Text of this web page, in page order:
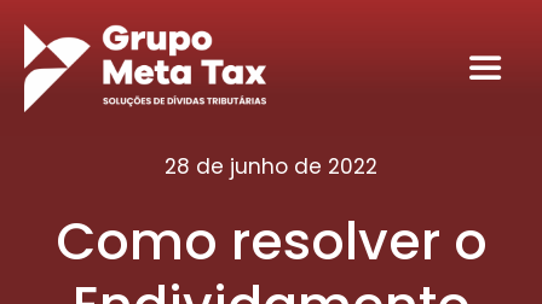
para
Sobre
Serviços
28 de junho de 2022
Como resolver o